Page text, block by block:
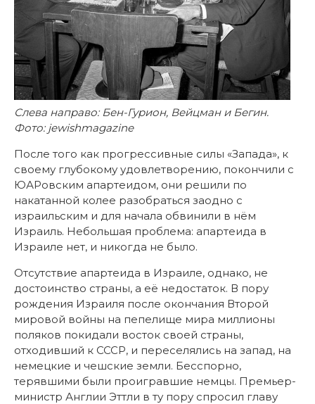
Слева направо: Бен-Гурион, Вейцман и Бегин.
Фото: jewishmagazine
После того как прогрессивные силы «Запада», к
своему глубокому удовлетворению, покончили с
ЮАРовским апартеидом, они решили по
накатанной колее разобраться заодно с
израильским и для начала обвинили в нём
Израиль. Небольшая проблема: апартеида в
Израиле нет, и никогда не было.
Отсутствие апартеида в Израиле, однако, не
достоинство страны, а её недостаток. В пору
рождения Израиля после окончания Второй
мировой войны на пепелище мира миллионы
поляков покидали восток своей страны,
отходивший к СССР, и переселялись на запад, на
немецкие и чешские земли. Бесспорно,
терявшими были проигравшие немцы. Премьер-
министр Англии Эттли в ту пору спросил главу